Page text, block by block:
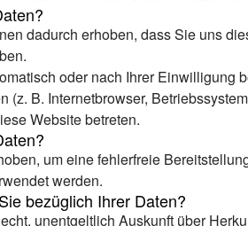
dadurch erhoben, dass Sie uns
oder nach Ihrer Einwilligung
(z. B. Internetbrowser,
Website betreten.
um eine fehlerfreie
werden.
bezüglich Ihrer Daten?
unentgeltlich Auskunft über